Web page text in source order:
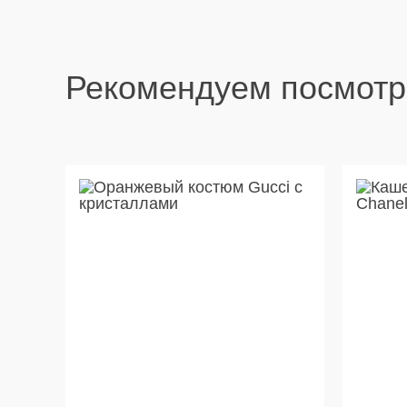
Рекомендуем